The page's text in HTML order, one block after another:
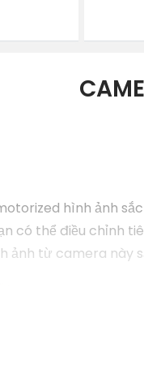
hình ảnh
có thể điều chỉnh
ảnh từ camera này